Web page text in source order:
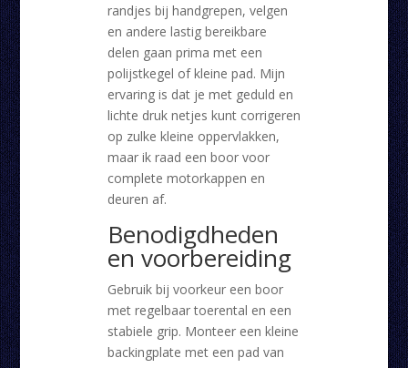
randjes bij handgrepen, velgen
en andere lastig bereikbare
delen gaan prima met een
polijstkegel of kleine pad. Mijn
ervaring is dat je met geduld en
lichte druk netjes kunt corrigeren
op zulke kleine oppervlakken,
maar ik raad een boor voor
complete motorkappen en
deuren af.
Benodigdheden
en voorbereiding
Gebruik bij voorkeur een boor
met regelbaar toerental en een
stabiele grip. Monteer een kleine
backingplate met een pad van